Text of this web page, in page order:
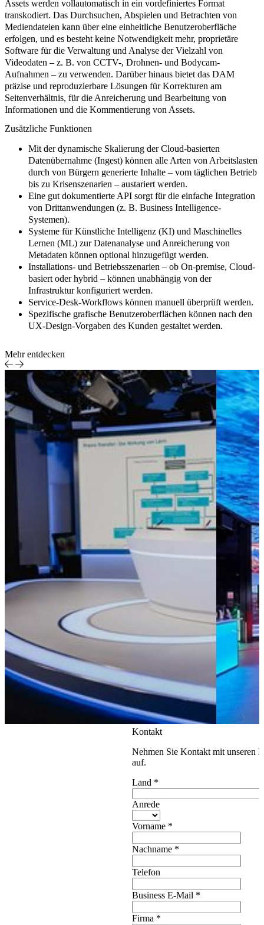
Assets werden vollautomatisch in ein vordefiniertes Format
transkodiert. Das Durchsuchen, Abspielen und Betrachten von
Mediendateien kann über eine einheitliche Benutzeroberfläche
erfolgen, und es besteht keine Notwendigkeit mehr, proprietäre
Software für die Verwaltung und Analyse der Vielzahl von
Videodaten – z. B. von CCTV-, Drohnen- und Bodycam-
Aufnahmen – zu verwenden. Darüber hinaus bietet das DAM
präzise und reproduzierbare Lösungen für Korrekturen am
Seitenverhältnis, für die Anreicherung und Bearbeitung von
Informationen und die Kommentierung von Assets.
Zusätzliche Funktionen
Mit der dynamische Skalierung der Cloud-basierten
Datenübernahme (Ingest) können alle Arten von Arbeitslasten
durch von Bürgern generierte Inhalte – vom täglichen Betrieb
bis zu Krisenszenarien – austariert werden.
Eine gut dokumentierte API sorgt für die einfache Integration
von Drittanwendungen (z. B. Business Intelligence-
Systemen).
Systeme für Künstliche Intelligenz (KI) und Maschinelles
Lernen (ML) zur Datenanalyse und Anreicherung von
Metadaten können optional hinzugefügt werden.
Installations- und Betriebsszenarien – ob On-premise, Cloud-
basiert oder hybrid – können unabhängig von der
Infrastruktur konfiguriert werden.
Service-Desk-Workflows können manuell überprüft werden.
Spezifische grafische Benutzeroberflächen können nach den
UX-Design-Vorgaben des Kunden gestaltet werden.
Mehr entdecken
Case Study
Medien &
Entertainment
Barrierefreies
Streaming in
Pathé Home
Smart-TV-
Apps nach
RGAA
Kontakt
Nehmen Sie Kontakt mit unseren
auf.
Land *
Anrede
Vorname *
Nachname *
Telefon
Business E-Mail *
Firma *